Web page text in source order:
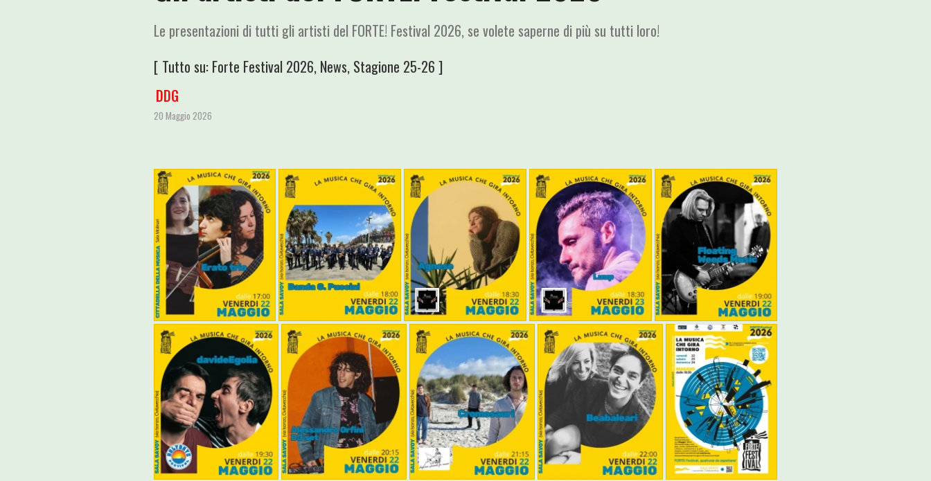
Le presentazioni di tutti gli artisti del FORTE! Festival 2026, se volete saperne di più su tutti loro!
[ Tutto su: Forte Festival 2026, News, Stagione 25-26 ]
DDG
20 Maggio 2026